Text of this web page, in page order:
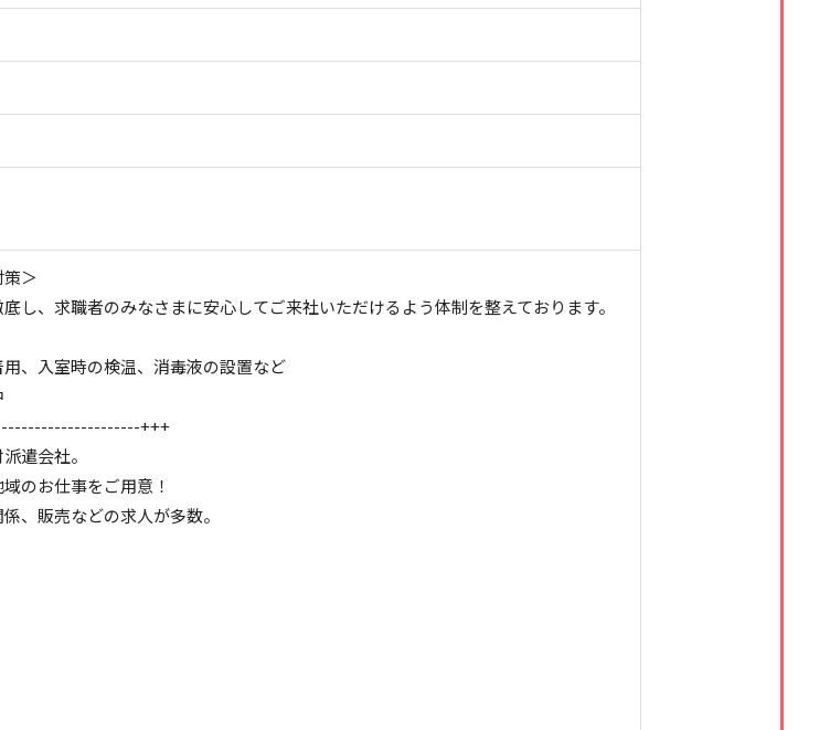
＞
し、求職者のみなさまに安心してご来社いただけるよう体制を整えております。
、入室時の検温、消毒液の設置など
+++
遣会社。
のお仕事をご用意！
、販売などの求人が多数。